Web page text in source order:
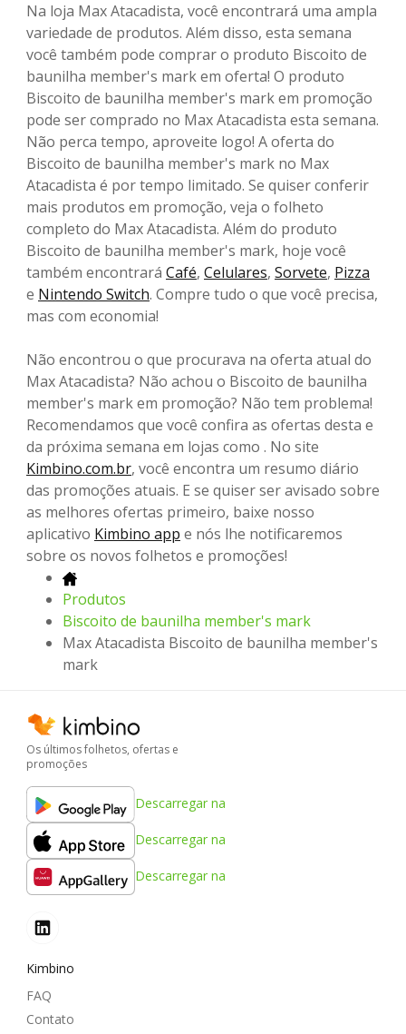
Na loja Max Atacadista, você encontrará uma ampla
variedade de produtos. Além disso, esta semana
você também pode comprar o produto Biscoito de
baunilha member's mark em oferta! O produto
Biscoito de baunilha member's mark em promoção
pode ser comprado no Max Atacadista esta semana.
Não perca tempo, aproveite logo! A oferta do
Biscoito de baunilha member's mark no Max
Atacadista é por tempo limitado. Se quiser conferir
mais produtos em promoção, veja o folheto
completo do Max Atacadista. Além do produto
Biscoito de baunilha member's mark, hoje você
também encontrará Café, Celulares, Sorvete, Pizza
e Nintendo Switch. Compre tudo o que você precisa,
mas com economia!
Não encontrou o que procurava na oferta atual do
Max Atacadista? Não achou o Biscoito de baunilha
member's mark em promoção? Não tem problema!
Recomendamos que você confira as ofertas desta e
da próxima semana em lojas como . No site
Kimbino.com.br, você encontra um resumo diário
das promoções atuais. E se quiser ser avisado sobre
as melhores ofertas primeiro, baixe nosso
aplicativo Kimbino app e nós lhe notificaremos
sobre os novos folhetos e promoções!
Produtos
Biscoito de baunilha member's mark
Max Atacadista Biscoito de baunilha member's
mark
Os últimos folhetos, ofertas e
promoções
Descarregar na
Descarregar na
Descarregar na
Kimbino
FAQ
Contato